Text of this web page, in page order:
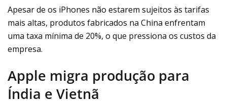
Apesar de os iPhones não estarem sujeitos às tarifas
mais altas, produtos fabricados na China enfrentam
uma taxa mínima de 20%, o que pressiona os custos da
empresa.
Apple migra produção para
Índia e Vietnã